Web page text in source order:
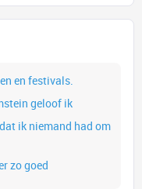
en festivals.
geloof ik
ik niemand had om
zo goed